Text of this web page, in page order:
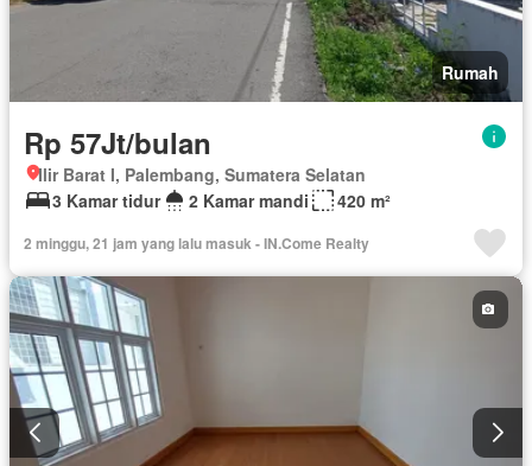
Rumah
Rp 57Jt/bulan
Ilir Barat I, Palembang, Sumatera Selatan
3 Kamar tidur
2 Kamar mandi 420 m²
2 minggu, 21 jam yang lalu masuk - IN.Come Realty